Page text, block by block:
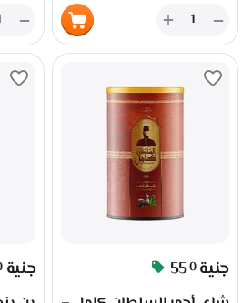
الذوق العربي العصري. يُحمص
بعناية للحفاظ على جودة الحبة
ورائحتها الزكية، ويُعبأ في علبة
السلطان كامل التوليفة الملكية
وزن 200 جرام جملة الجملة من
المصنع عبر سوق بلس ،
بإجمالي وزن 1 كيلو. متوفر الآن
عبر سوق بلس بسعر الجملة،
جملة الجملة مباشرة من المصنع،
مما يجعله الخيار المثالي للتجار
والموزعين والمقاهي الباحثين
عن الجودة والسعر التنافسي.
القوة والنعومة محمص بعناية
+ −
عبر
جملة
مما
عن
−
550 جنية جنية